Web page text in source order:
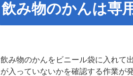
飲み物のかんは専
飲み物のかんをビニール袋に入れて
が入っていないかを確認する作業が